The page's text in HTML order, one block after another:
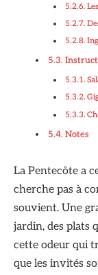
Notes
La Pentecôte a
cherche pas à
souvient. Une
jardin, des plats
cette odeur qui
que les invités